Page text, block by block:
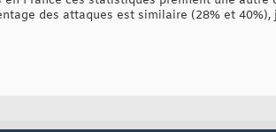
des attaques est similaire (28% et